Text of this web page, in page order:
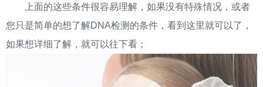
上面的这些条件很容易理解，如果没有特殊情况，或者
您只是简单的想了解DNA检测的条件，看到这里就可以了，
如果想详细了解，就可以往下看；